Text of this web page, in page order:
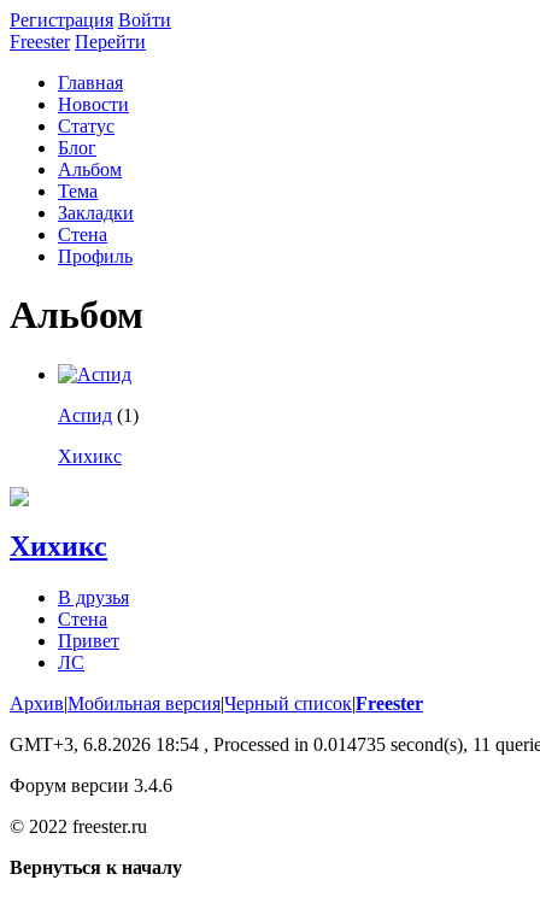
Регистрация Войти
Freester Перейти
Главная
Новости
Статус
Блог
Альбом
Тема
Закладки
Стена
Профиль
Альбом
Аспид (1)
Хихикс
Хихикс
В друзья
Стена
Привет
ЛС
Архив|Мобильная версия|Черный список|Freester
GMT+3, 6.8.2026 18:54 , Processed in 0.014735 second(s), 11
Форум версии 3.4.6
© 2022 freester.ru
Вернуться к началу